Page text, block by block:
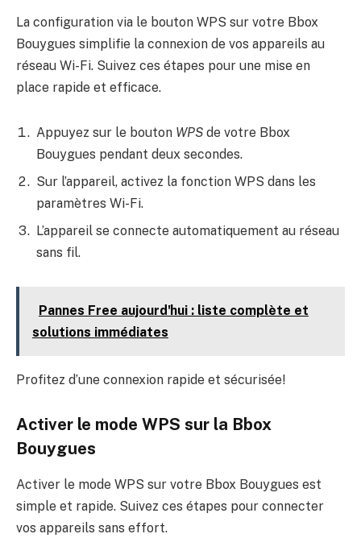
La configuration via le bouton WPS sur votre Bbox
Bouygues simplifie la connexion de vos appareils au
réseau Wi-Fi. Suivez ces étapes pour une mise en
place rapide et efficace.
Appuyez sur le bouton WPS de votre Bbox
Bouygues pendant deux secondes.
Sur l’appareil, activez la fonction WPS dans les
paramètres Wi-Fi.
L’appareil se connecte automatiquement au réseau
sans fil.
Pannes Free aujourd'hui : liste complète et
solutions immédiates
Profitez d’une connexion rapide et sécurisée!
Activer le mode WPS sur la Bbox
Bouygues
Activer le mode WPS sur votre Bbox Bouygues est
simple et rapide. Suivez ces étapes pour connecter
vos appareils sans effort.